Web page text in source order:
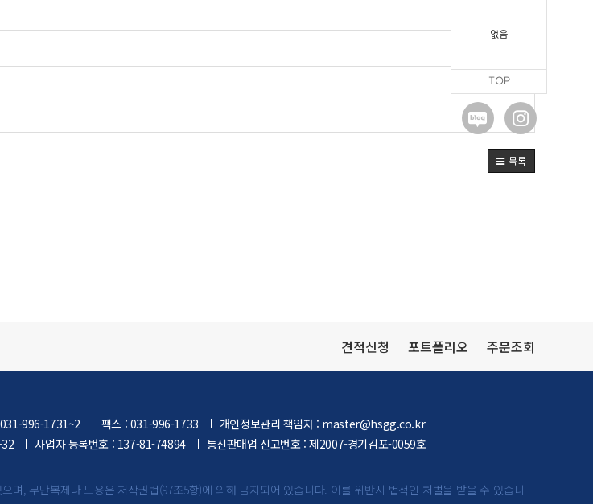
없음
TOP
목록
견적신청 포트폴리오 주문조회
996-1731~2 팩스 : 031-996-1733 개인정보관리 책임자 : master@hsgg.co.kr
사업자 등록번호 : 137-81-74894 통신판매업 신고번호 : 제2007-경기김포-0059호
며, 무단복제나 도용은 저작권법(97조5항)에 의해 금지되어 있습니다. 이를 위반시 법적인 처벌을 받을 수 있습니